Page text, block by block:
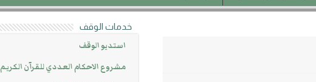
خدمات الوقف
استديو الوقف
مشروع الاحكام العددي للقرآن الكريم